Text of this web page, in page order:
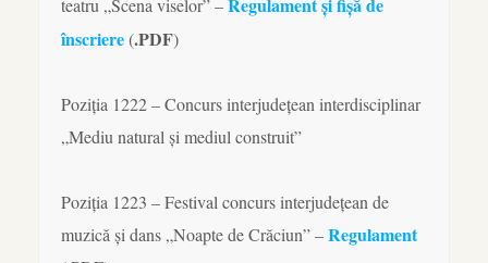
înscriere(.PDF)
Poziția 1222 – Concurs interjudețean interdisciplinar
„Mediu natural și mediul construit”
Poziția 1223 – Festival concurs interjudețean de
muzică și dans „Noapte de Crăciun” –Regulament